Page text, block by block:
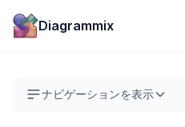
Diagrammix
ナビゲーションを表示